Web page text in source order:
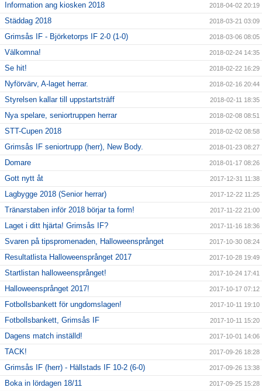
Information ang kiosken 2018 2018-04-02 20:19
Städdag 2018 2018-03-21 03:09
Grimsås IF - Björketorps IF 2-0 (1-0) 2018-03-06 08:05
Välkomna! 2018-02-24 14:35
Se hit! 2018-02-22 16:29
Nyförvärv, A-laget herrar. 2018-02-16 20:44
Styrelsen kallar till uppstartsträff 2018-02-11 18:35
Nya spelare, seniortruppen herrar 2018-02-08 08:51
STT-Cupen 2018 2018-02-02 08:58
Grimsås IF seniortrupp (herr), New Body. 2018-01-23 08:27
Domare 2018-01-17 08:26
Gott nytt åt 2017-12-31 11:38
Lagbygge 2018 (Senior herrar) 2017-12-22 11:25
Tränarstaben inför 2018 börjar ta form! 2017-11-22 21:00
Laget i ditt hjärta! Grimsås IF? 2017-11-16 18:36
Svaren på tipspromenaden, Halloweensprånget 2017-10-30 08:24
Resultatlista Halloweensprånget 2017 2017-10-28 19:49
Startlistan halloweensprånget! 2017-10-24 17:41
Halloweensprånget 2017! 2017-10-17 07:12
Fotbollsbankett för ungdomslagen! 2017-10-11 19:10
Fotbollsbankett, Grimsås IF 2017-10-11 15:20
Dagens match inställd! 2017-10-01 14:06
TACK! 2017-09-26 18:28
Grimsås IF (herr) - Hällstads IF 10-2 (6-0) 2017-09-26 13:38
Boka in lördagen 18/11 2017-09-25 15:28